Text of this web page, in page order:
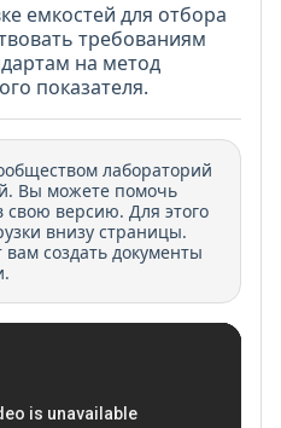
емкостей для отбора
требованиям
на метод
показателя.
лабораторий
Вы можете помочь
свою версию. Для этого
внизу страницы.
создать документы